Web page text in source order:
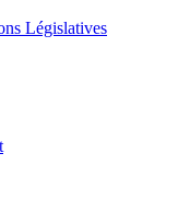
Législatives